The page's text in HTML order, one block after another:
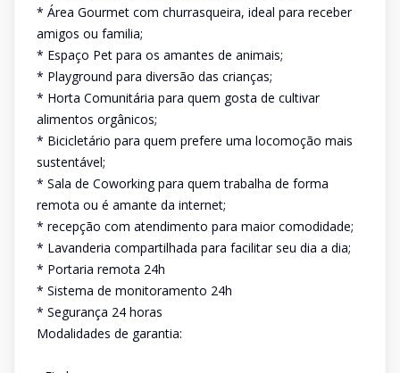
* Área Gourmet com churrasqueira, ideal para receber
amigos ou familia;
* Espaço Pet para os amantes de animais;
* Playground para diversão das crianças;
* Horta Comunitária para quem gosta de cultivar
alimentos orgânicos;
* Bicicletário para quem prefere uma locomoção mais
sustentável;
* Sala de Coworking para quem trabalha de forma
remota ou é amante da internet;
* recepção com atendimento para maior comodidade;
* Lavanderia compartilhada para facilitar seu dia a dia;
* Portaria remota 24h
* Sistema de monitoramento 24h
* Segurança 24 horas
Modalidades de garantia: